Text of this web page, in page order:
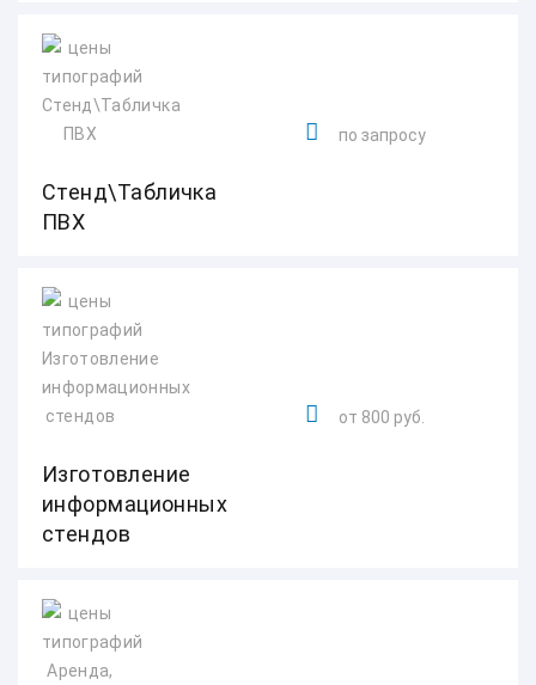
Стенд\Табличка
ПВХ
по запросу
Изготовление
информационных
стендов
от 800 руб.